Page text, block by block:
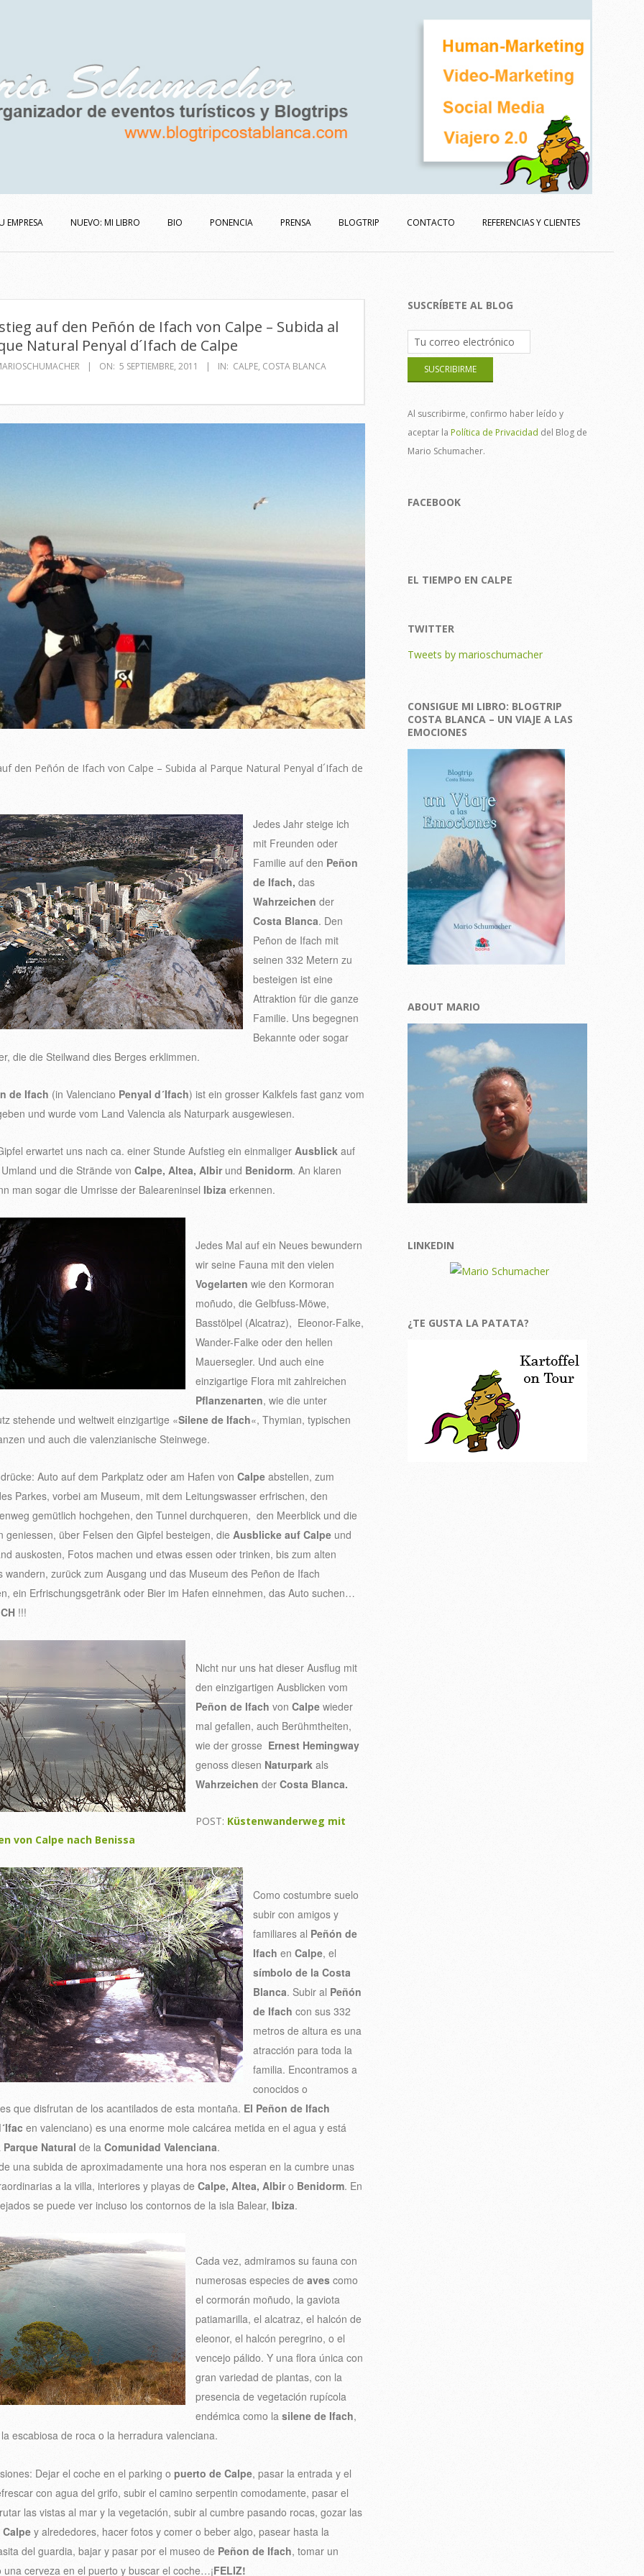
EMPRESA NUEVO: MI LIBRO BIO PONENCIA PRENSA BLOGTRIP CONTACTO REFERENCIAS Y CLIENTES
auf den Peñón de Ifach von Calpe – Subida al
Natural Penyal d´Ifach de Calpe
ON: 5 SEPTIEMBRE, 2011 IN: CALPE, COSTA BLANCA
den Peñón de Ifach von Calpe – Subida al Parque Natural Penyal d´Ifach de
Jedes Jahr steige ich
mit Freunden oder
Familie auf den Peñon
de Ifach, das
Wahrzeichen der
Costa Blanca. Den
Peñon de Ifach mit
seinen 332 Metern zu
besteigen ist eine
Attraktion für die ganze
Familie. Uns begegnen
Bekannte oder sogar
die die Steilwand dies Berges erklimmen.
de Ifach (in Valenciano Penyal d´Ifach) ist ein grosser Kalkfels fast ganz vom
und wurde vom Land Valencia als Naturpark ausgewiesen.
erwartet uns nach ca. einer Stunde Aufstieg ein einmaliger Ausblick auf
und die Strände von Calpe, Altea, Albir und Benidorm. An klaren
man sogar die Umrisse der Baleareninsel Ibiza erkennen.
Jedes Mal auf ein Neues bewundern
wir seine Fauna mit den vielen
Vogelarten wie den Kormoran
moñudo, die Gelbfuss-Möwe,
Basstölpel (Alcatraz), Eleonor-Falke,
Wander-Falke oder den hellen
Mauersegler. Und auch eine
einzigartige Flora mit zahlreichen
Pflanzenarten, wie die unter
stehende und weltweit einzigartige «Silene de Ifach«, Thymian, typischen
und auch die valenzianische Steinwege.
Auto auf dem Parkplatz oder am Hafen von Calpe abstellen, zum
Parkes, vorbei am Museum, mit dem Leitungswasser erfrischen, den
gemütlich hochgehen, den Tunnel durchqueren, den Meerblick und die
geniessen, über Felsen den Gipfel besteigen, die Ausblicke auf Calpe und
auskosten, Fotos machen und etwas essen oder trinken, bis zum alten
wandern, zurück zum Ausgang und das Museum des Peñon de Ifach
ein Erfrischungsgetränk oder Bier im Hafen einnehmen, das Auto suchen…
!!!
Nicht nur uns hat dieser Ausflug mit
den einzigartigen Ausblicken vom
Peñon de Ifach von Calpe wieder
mal gefallen, auch Berühmtheiten,
wie der grosse Ernest Hemingway
genoss diesen Naturpark als
Wahrzeichen der Costa Blanca.
POST: Küstenwanderweg mit
von Calpe nach Benissa
Como costumbre suelo
subir con amigos y
familiares al Peñón de
Ifach en Calpe, el
símbolo de la Costa
Blanca. Subir al Peñón
de Ifach con sus 332
metros de altura es una
atracción para toda la
familia. Encontramos a
conocidos o
que disfrutan de los acantilados de esta montaña. El Peñon de Ifach
en valenciano) es una enorme mole calcárea metida en el agua y está
Parque Natural de la Comunidad Valenciana.
una subida de aproximadamente una hora nos esperan en la cumbre unas
a la villa, interiores y playas de Calpe, Altea, Albir o Benidorm. En
se puede ver incluso los contornos de la isla Balear, Ibiza.
Cada vez, admiramos su fauna con
numerosas especies de aves como
el cormorán moñudo, la gaviota
patiamarilla, el alcatraz, el halcón de
eleonor, el halcón peregrino, o el
vencejo pálido. Y una flora única con
gran variedad de plantas, con la
presencia de vegetación rupícola
endémica como la silene de Ifach,
escabiosa de roca o la herradura valenciana.
Dejar el coche en el parking o puerto de Calpe, pasar la entrada y el
con agua del grifo, subir el camino serpentin comodamente, pasar el
las vistas al mar y la vegetación, subir al cumbre pasando rocas, gozar las
y alrededores, hacer fotos y comer o beber algo, pasear hasta la
del guardia, bajar y pasar por el museo de Peñon de Ifach, tomar un
una cerveza en el puerto y buscar el coche…¡FELIZ!
SUSCRÍBETE AL BLOG
Al suscribirme, confirmo haber leído y
aceptar la Política de Privacidad del Blog de
Mario Schumacher.
FACEBOOK
EL TIEMPO EN CALPE
TWITTER
Tweets by marioschumacher
CONSIGUE MI LIBRO: BLOGTRIP
COSTA BLANCA – UN VIAJE A LAS
EMOCIONES
ABOUT MARIO
LINKEDIN
¿TE GUSTA LA PATATA?